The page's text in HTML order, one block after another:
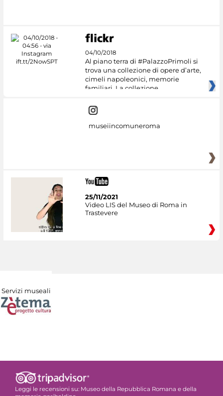
04/10/2018
Al piano terra di #PalazzoPrimoli si
trova una collezione di opere d’arte,
cimeli napoleonici, memorie
familiari. La collezione
museiincomuneroma
25/11/2021
Video LIS del Museo di Roma in
Trastevere
Servizi museali
Leggi le recensioni su: Museo della Repubblica Romana e della